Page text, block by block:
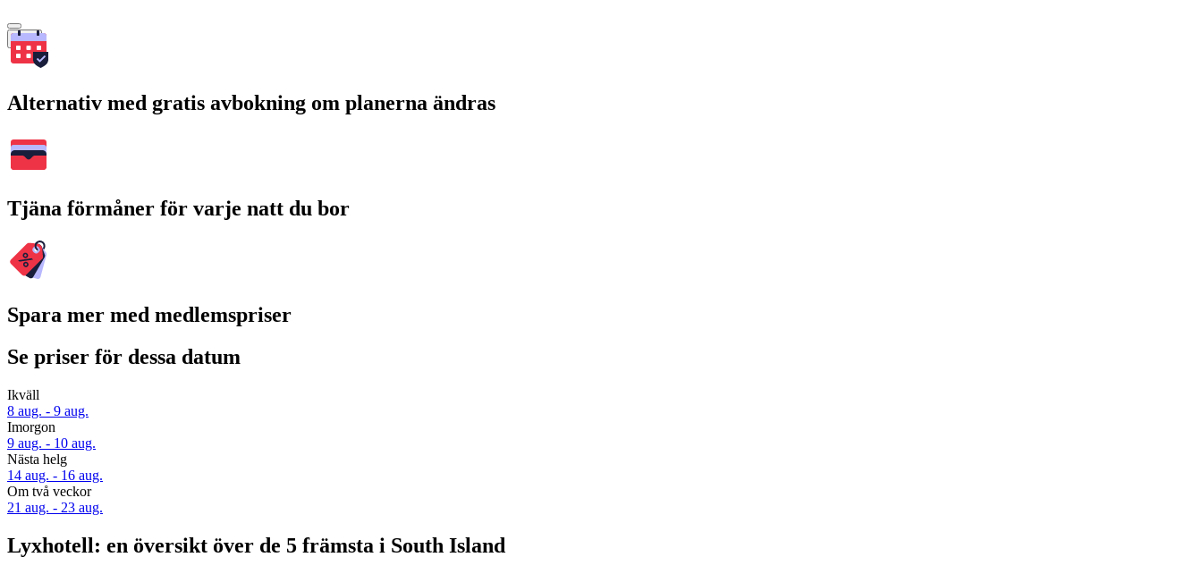
Sök
Alternativ med gratis avbokning om planerna ändras
Tjäna förmåner för varje natt du bor
Spara mer med medlemspriser
Se priser för dessa datum
Ikväll
8 aug. - 9 aug.
Imorgon
9 aug. - 10 aug.
Nästa helg
14 aug. - 16 aug.
Om två veckor
21 aug. - 23 aug.
Lyxhotell: en översikt över de 5 främsta i South Island